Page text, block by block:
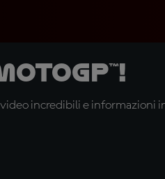
incredibili e informazioni